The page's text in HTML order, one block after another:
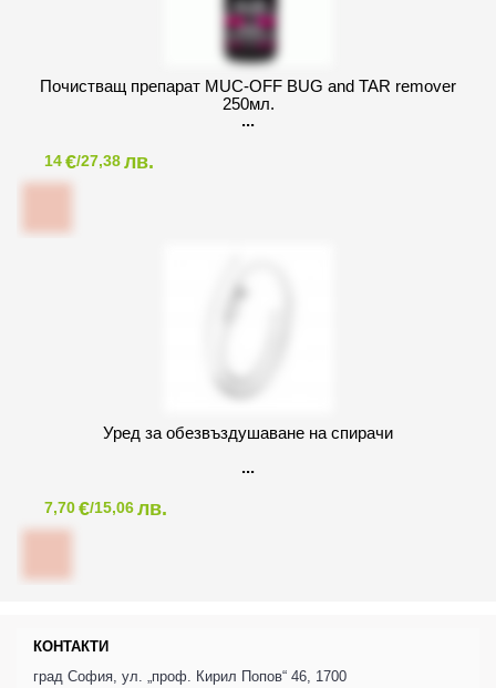
Почистващ препарат MUC-OFF BUG and TAR remover
250мл.
14€/27,38лв.
Уред за обезвъздушаване на спирачи
7,70€/15,06лв.
КОНТАКТИ
град София, ул. „проф. Кирил Попов“ 46, 1700